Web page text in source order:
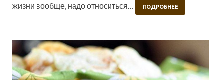
жизни вообще, надо относиться…
ПОДРОБНЕЕ